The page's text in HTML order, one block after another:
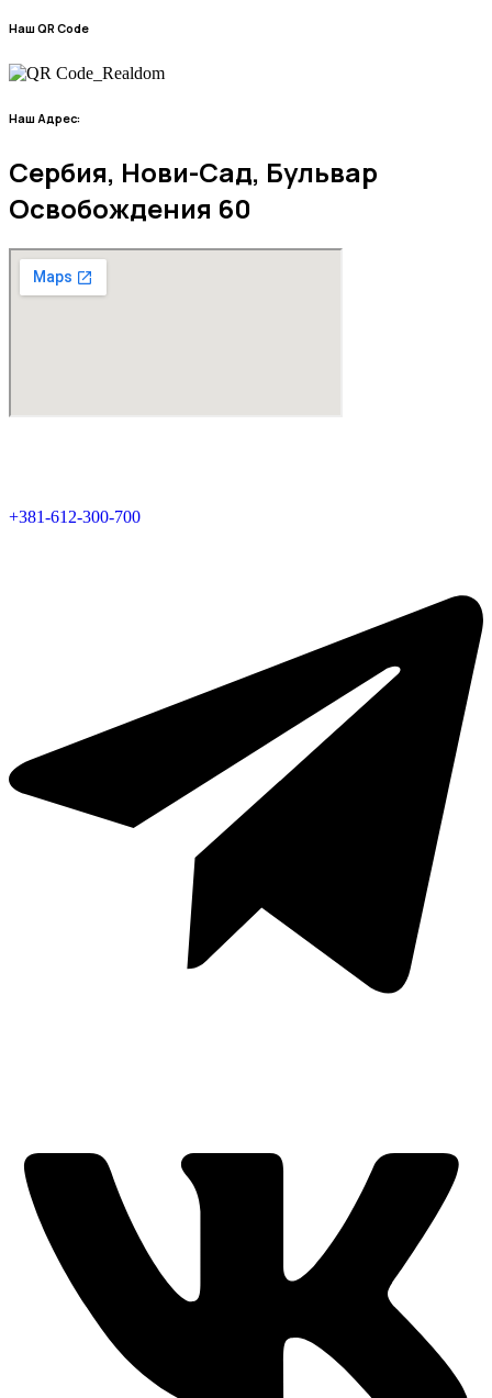
Наш QR Code
Наш Адрес:
Сербия, Нови-Сад, Бульвар
Освобождения 60
+381-612-300-700